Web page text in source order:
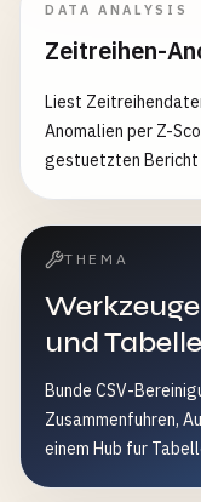
"remove_column":
"alter",
[{"type":
"expression": "preis
[{"type":
"equals", "value":
DATA ANALYSIS
Zeitreihen-
Liest
Anomalien per Z-
gestuetzten Bericht
THEMA
und
Bunde CSV-
Zusammenfuhren,
einem Hub fur